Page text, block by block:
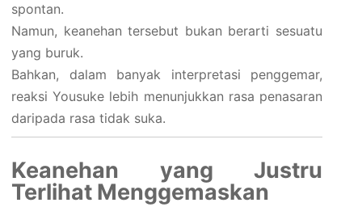
spontan.
Namun, keanehan tersebut bukan berarti sesuatu
yang buruk.
Bahkan, dalam banyak interpretasi penggemar,
reaksi Yousuke lebih menunjukkan rasa penasaran
daripada rasa tidak suka.
Keanehan yang Justru
Terlihat Menggemaskan